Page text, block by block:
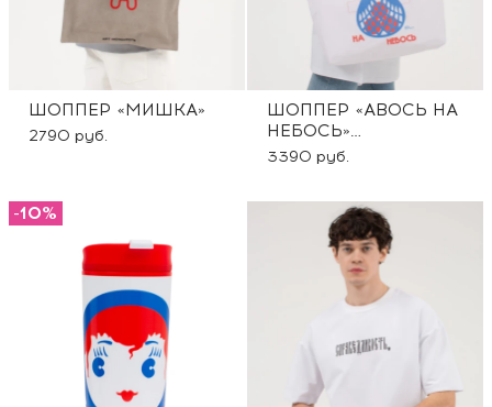
ШОППЕР «МИШКА»
2790 руб.
ШОППЕР «АВОСЬ НА
НЕБОСЬ»
-10% ПО
3390 руб.
-10%